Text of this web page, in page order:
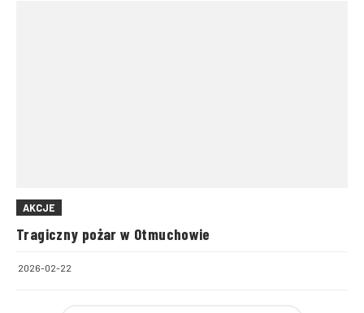
AKCJE
Tragiczny pożar w Otmuchowie
2026-02-22